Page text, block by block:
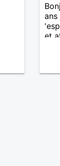
ans
et
de
ma